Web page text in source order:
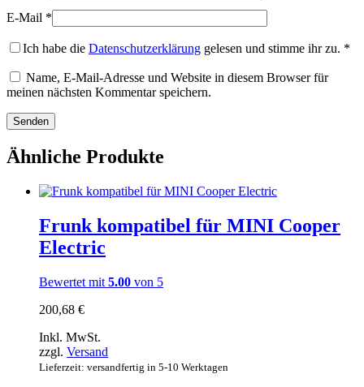
E-Mail *
Ich habe die Datenschutzerklärung gelesen und stimme ihr zu. *
Name, E-Mail-Adresse und Website in diesem Browser für
meinen nächsten Kommentar speichern.
Ähnliche Produkte
Frunk kompatibel für MINI Cooper
Electric
Bewertet mit 5.00 von 5
200,68 €
Inkl. MwSt.
zzgl. Versand
Lieferzeit: versandfertig in 5-10 Werktagen